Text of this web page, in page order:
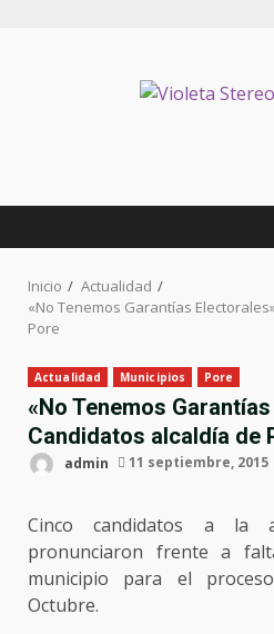
Inicio
Actualidad
«No Tenemos Garantías
Pore
Actualidad Municipios Pore
«No Tenemos
Candidatos alcaldía de
admin 11 septiembre, 2015
Cinco candidatos a la
pronunciaron frente a
municipio para el
Octubre.